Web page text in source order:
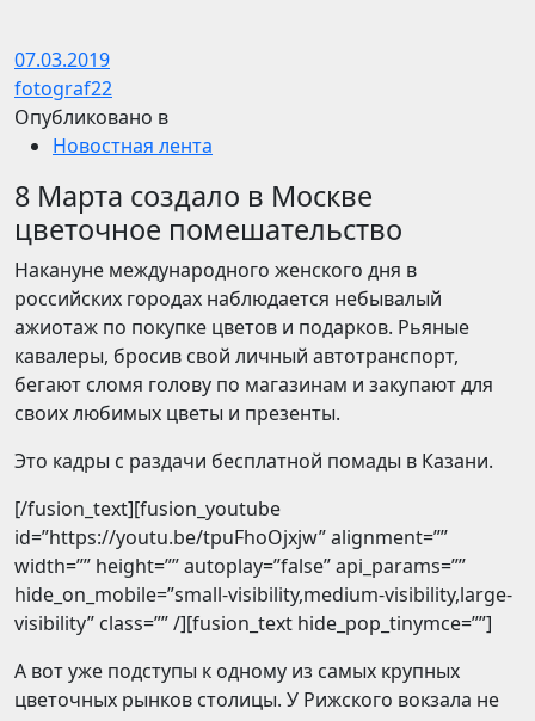
07.03.2019
fotograf22
Опубликовано в
Новостная лента
8 Марта создало в Москве
цветочное помешательство
Накануне международного женского дня в
российских городах наблюдается небывалый
ажиотаж по покупке цветов и подарков. Рьяные
кавалеры, бросив свой личный автотранспорт,
бегают сломя голову по магазинам и закупают для
своих любимых цветы и презенты.
Это кадры с раздачи бесплатной помады в Казани.
[/fusion_text][fusion_youtube
id=”https://youtu.be/tpuFhoOjxjw” alignment=””
width=”” height=”” autoplay=”false” api_params=””
hide_on_mobile=”small-visibility,medium-visibility,large-
visibility” class=”” /][fusion_text hide_pop_tinymce=””]
А вот уже подступы к одному из самых крупных
цветочных рынков столицы. У Рижского вокзала не